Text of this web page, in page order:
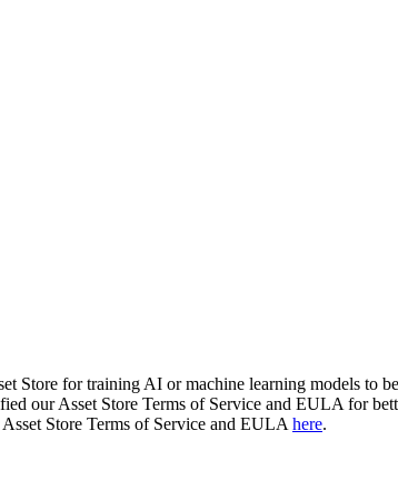
Store for training AI or machine learning models to
our Asset Store Terms of Service and EULA for
Store Terms of Service and EULA here.